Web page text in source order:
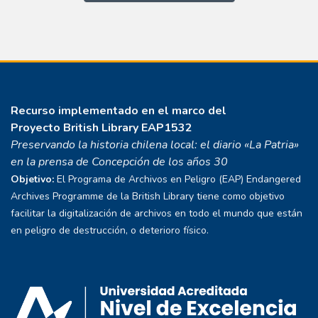
Recurso implementado en el marco del
Proyecto British Library EAP1532
Preservando la historia chilena local: el diario «La Patria»
en la prensa de Concepción de los años 30
Objetivo: El Programa de Archivos en Peligro (EAP) Endangered
Archives Programme de la British Library tiene como objetivo
facilitar la digitalización de archivos en todo el mundo que están
en peligro de destrucción, o deterioro físico.